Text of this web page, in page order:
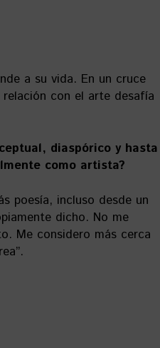
a su vida. En un cruce
con el arte desafía
diaspórico y hasta
como artista?
poesía, incluso desde un
dicho. No me
Me considero más cerca